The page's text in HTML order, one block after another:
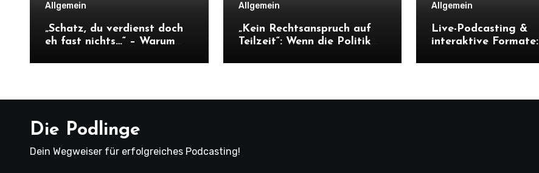
Allgemein
„Schatz, du verdienst doch
eh fast nichts…“ – Warum
Unabhängigkeit frisst
Allgemein
„Kein Rechtsanspruch auf
Teilzeit“: Wenn die Politik
regiert
Allgemein
Live-Podcasting &
interaktive Formate:
Herausforderungen
Die Podlinge
Dein Wegweiser für erfolgreiches Podcasting!